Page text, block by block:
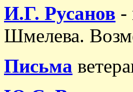
И.Г. Русанов -
Шмелева.
Письма